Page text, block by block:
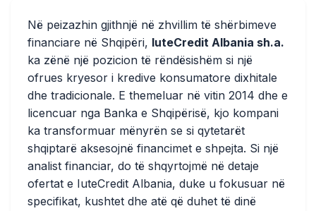
Në peizazhin gjithnjë në zhvillim të shërbimeve
financiare në Shqipëri, IuteCredit Albania sh.a.
ka zënë një pozicion të rëndësishëm si një
ofrues kryesor i kredive konsumatore dixhitale
dhe tradicionale. E themeluar në vitin 2014 dhe e
licencuar nga Banka e Shqipërisë, kjo kompani
ka transformuar mënyrën se si qytetarët
shqiptarë aksesojnë financimet e shpejta. Si një
analist financiar, do të shqyrtojmë në detaje
ofertat e IuteCredit Albania, duke u fokusuar në
specifikat, kushtet dhe atë që duhet të dinë